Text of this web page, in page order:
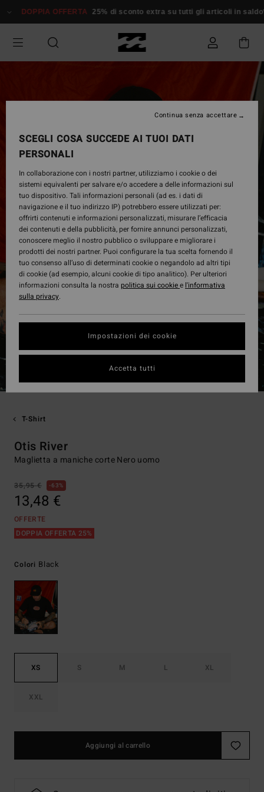
alle
prodotto
DOPPIA OFFERTA 25% di sconto extra su tutti gli articoli in saldo*
T-Shirt
Otis River
Maglietta a maniche corte Nero uomo
35,95 € 63%
13,48 €
OFFERTE
DOPPIA OFFERTA 25%
Colori Black
XS S M L XL
XXL
Aggiungi al carrello
SCEGLI COSA SUCCEDE AI TUOI DATI
PERSONALI
In collaborazione con i nostri partner, utilizziamo i cookie o dei
sistemi equivalenti per salvare e/o accedere a delle informazioni sul
tuo dispositivo. Tali informazioni personali (ad es. i dati di
navigazione e il tuo indirizzo IP) potrebbero essere utilizzati per:
offrirti contenuti e informazioni personalizzati, misurare l’efficacia
dei contenuti e della pubblicità, per fornire annunci personalizzati,
conoscere meglio il nostro pubblico o sviluppare e migliorare i
prodotti dei nostri partner. Puoi configurare la tua scelta fornendo il
tuo consenso all’uso di determinati cookie o negandolo ad altri tipi
di cookie (ad esempio, alcuni cookie di tipo analitico). Per ulteriori
informazioni consulta la nostra politica sui cookiee l'informativa
sulla privacy.
Impostazioni dei cookie
Continua senza accettare
Accetta tutti